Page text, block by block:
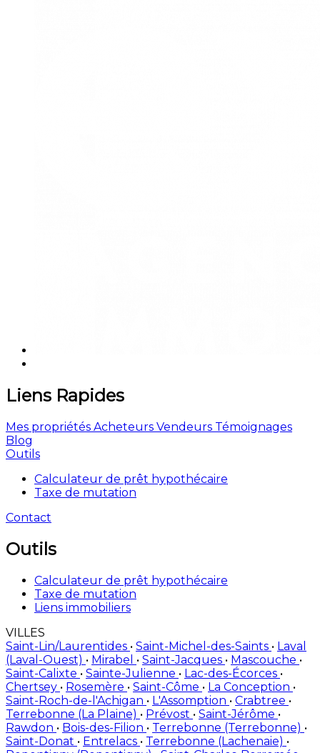
Liens Rapides
Mes propriétés Acheteurs Vendeurs Témoignages
Blog
Outils
Calculateur de prêt hypothécaire
Taxe de mutation
Contact
Outils
Calculateur de prêt hypothécaire
Taxe de mutation
Liens immobiliers
VILLES
Saint-Lin/Laurentides • Saint-Michel-des-Saints • Laval
(Laval-Ouest) • Mirabel • Saint-Jacques • Mascouche •
Saint-Calixte • Sainte-Julienne • Lac-des-Écorces •
Chertsey • Rosemère • Saint-Côme • La Conception •
Saint-Roch-de-l'Achigan • L'Assomption • Crabtree •
Terrebonne (La Plaine) • Prévost • Saint-Jérôme •
Rawdon • Bois-des-Filion • Terrebonne (Terrebonne) •
Saint-Donat • Entrelacs • Terrebonne (Lachenaie) •